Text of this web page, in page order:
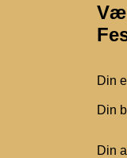
Din
Din
Din